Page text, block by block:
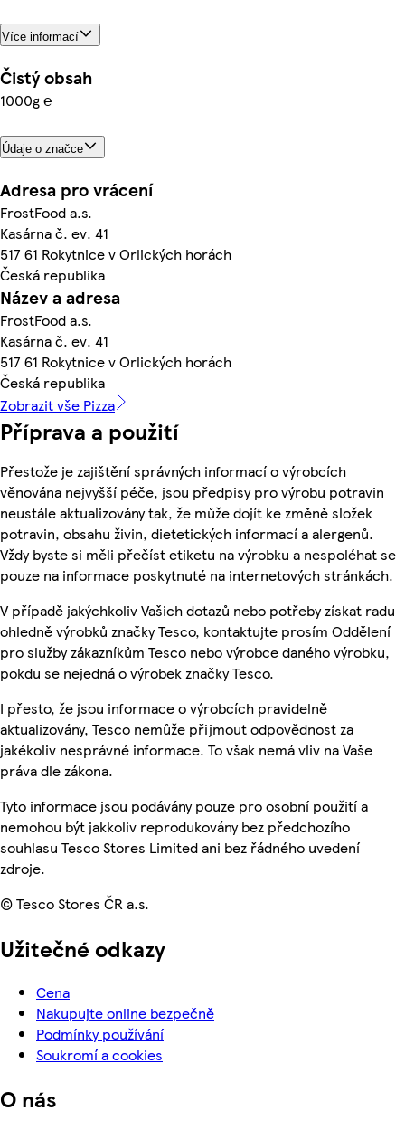
Více informací
Čistý obsah
1000g ℮
Údaje o značce
Adresa pro vrácení
FrostFood a.s.
Kasárna č. ev. 41
517 61 Rokytnice v Orlických horách
Česká republika
Název a adresa
FrostFood a.s.
Kasárna č. ev. 41
517 61 Rokytnice v Orlických horách
Česká republika
Zobrazit vše Pizza
Příprava a použití
Přestože je zajištění správných informací o výrobcích
věnována nejvyšší péče, jsou předpisy pro výrobu potravin
neustále aktualizovány tak, že může dojít ke změně složek
potravin, obsahu živin, dietetických informací a alergenů.
Vždy byste si měli přečíst etiketu na výrobku a nespoléhat se
pouze na informace poskytnuté na internetových stránkách.
V případě jakýchkoliv Vašich dotazů nebo potřeby získat radu
ohledně výrobků značky Tesco, kontaktujte prosím Oddělení
pro služby zákazníkům Tesco nebo výrobce daného výrobku,
pokdu se nejedná o výrobek značky Tesco.
I přesto, že jsou informace o výrobcích pravidelně
aktualizovány, Tesco nemůže přijmout odpovědnost za
jakékoliv nesprávné informace. To však nemá vliv na Vaše
práva dle zákona.
Tyto informace jsou podávány pouze pro osobní použití a
nemohou být jakkoliv reprodukovány bez předchozího
souhlasu Tesco Stores Limited ani bez řádného uvedení
zdroje.
© Tesco Stores ČR a.s.
Užitečné odkazy
Cena
Nakupujte online bezpečně
Podmínky používání
Soukromí a cookies
O nás